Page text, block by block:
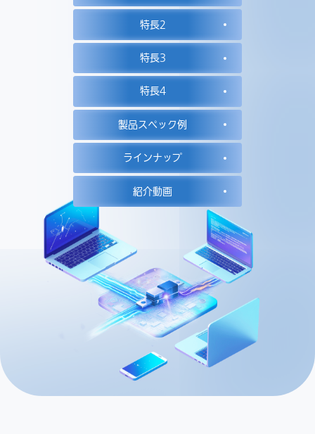
特長2
特長3
特長4
製品スペック例
ラインナップ
紹介動画